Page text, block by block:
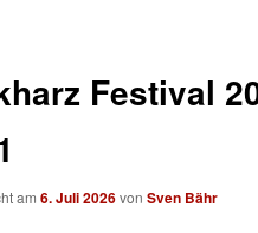
Festival
am6. Juli 2026vonSven Bähr